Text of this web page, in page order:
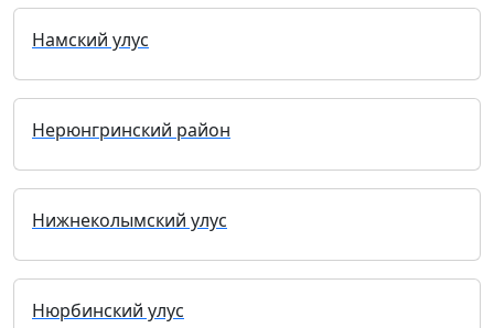
Намский улус
Нерюнгринский район
Нижнеколымский улус
Нюрбинский улус